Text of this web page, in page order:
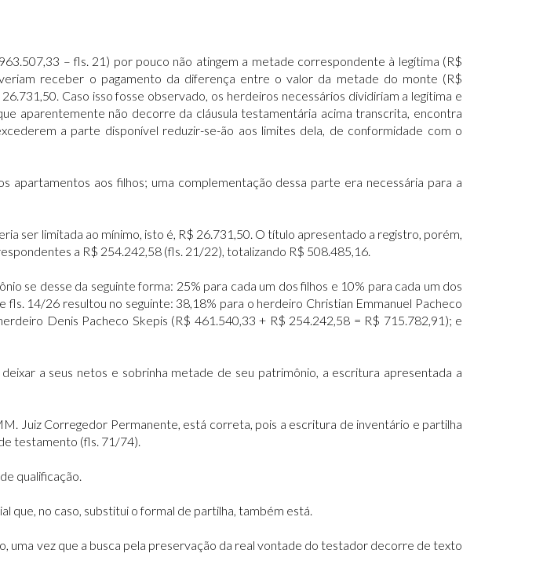
– fls. 21) por pouco não atingem a metade correspondente à legítima (R$
receber o pagamento da diferença entre o valor da metade do monte (R$
Caso isso fosse observado, os herdeiros necessários dividiriam a legítima e
aparentemente não decorre da cláusula testamentária acima transcrita, encontra
a parte disponível reduzir-se-ão aos limites dela, de conformidade com o
apartamentos aos filhos; uma complementação dessa parte era necessária para a
ser limitada ao mínimo, isto é, R$ 26.731,50. O título apresentado a registro, porém,
a R$ 254.242,58 (fls. 21/22), totalizando R$ 508.485,16.
se desse da seguinte forma: 25% para cada um dos filhos e 10% para cada um dos
14/26 resultou no seguinte: 38,18% para o herdeiro Christian Emmanuel Pacheco
Denis Pacheco Skepis (R$ 461.540,33 + R$ 254.242,58 = R$ 715.782,91); e
a seus netos e sobrinha metade de seu patrimônio, a escritura apresentada a
Juiz Corregedor Permanente, está correta, pois a escritura de inventário e partilha
testamento (fls. 71/74).
qualificação.
que, no caso, substitui o formal de partilha, também está.
uma vez que a busca pela preservação da real vontade do testador decorre de texto